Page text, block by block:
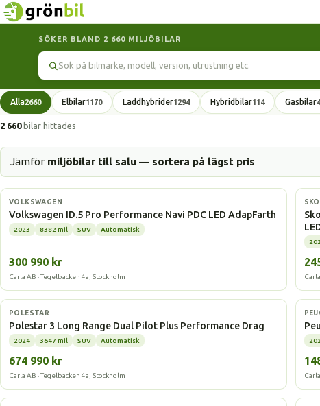
SÖKER BLAND 2 660 MILJÖBILAR
Alla2660 Elbilar1170 Laddhybrider1294 Hybridbilar114 Gasbilar
2 660bilar hittades
Jämför miljöbilar till salu — sortera på lägst pris
Elbil
VOLKSWAGEN
Volkswagen ID.5 Pro Performance Navi PDC LED AdapFarth
2023 8382 mil SUV Automatisk
300 990 kr
Carla AB · Tegelbacken 4a, Stockholm
Elbil
POLESTAR
Polestar 3 Long Range Dual Pilot Plus Performance Drag
2024 3647 mil SUV Automatisk
674 990 kr
Carla AB · Tegelbacken 4a, Stockholm